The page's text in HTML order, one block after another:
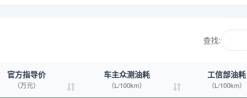
查找:
官方指导价
（万元）
车主众测油耗
（L/100km）
工信部油耗
（L/100km）